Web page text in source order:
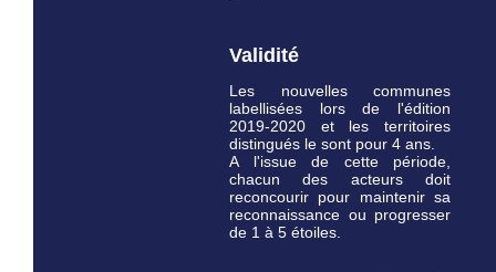
Validité
Les nouvelles communes
labellisées lors de l'édition
2019-2020 et les territoires
distingués le sont pour 4 ans.
A l'issue de cette période,
chacun des acteurs doit
reconcourir pour maintenir sa
reconnaissance ou progresser
de 1 à 5 étoiles.